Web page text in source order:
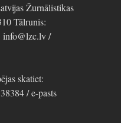
Žurnālistikas
Tālrunis:
info@lzc.lv /
skatiet:
/ e-pasts